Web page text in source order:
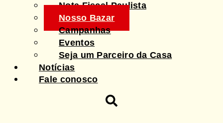
Nota Fiscal Paulista
Nosso Bazar
Campanhas
Eventos
Seja um Parceiro da Casa
Notícias
Fale conosco